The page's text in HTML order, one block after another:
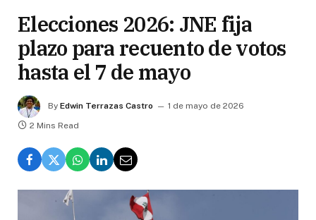
Elecciones 2026: JNE fija
plazo para recuento de votos
hasta el 7 de mayo
By Edwin Terrazas Castro
1 de mayo de 2026
2 Mins Read